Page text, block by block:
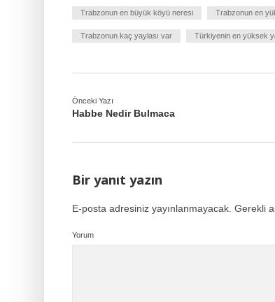
Trabzonun en büyük köyü neresi Trabzonun en
Trabzonun kaç yaylası var Türkiyenin en yüksek
Önceki Yazı
Habbe Nedir Bulmaca
Bir yanıt yazın
E-posta adresiniz yayınlanmayacak. Gerekli
Yorum